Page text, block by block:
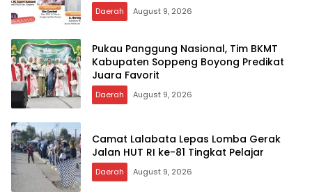
Daerah August 9, 2026
Pukau Panggung Nasional, Tim BKMT
Kabupaten Soppeng Boyong Predikat
Juara Favorit
Daerah August 9, 2026
Camat Lalabata Lepas Lomba Gerak
Jalan HUT RI ke-81 Tingkat Pelajar
Daerah August 9, 2026